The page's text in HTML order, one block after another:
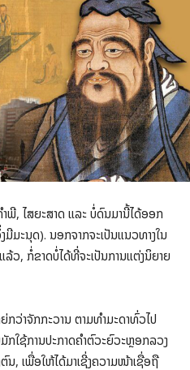
, ໄສຍະສາດ ແລະ ບໍ່ດົນມານີ້ໄດ້ອອກ
ມະນຸດ). ນອກຈາກຈະເປັນແນວທາງໃນ
ວ, ກໍ່ຂາດບໍ່ໄດ້ທີ່ຈະເປັນການແຕ່ງນິຍາຍ
ກວ່າຈັກກະວານ ຕາມທຳມະດາທົ່ວໄປ
ໃຊ້ການປະກາດຄຳຕົວະຍົວະຫຼອກລວງ
, ເພື່ອໃຫ້ໄດ້ມາເຊີ່ງຄວາມໜ້າເຊື່ອຖື